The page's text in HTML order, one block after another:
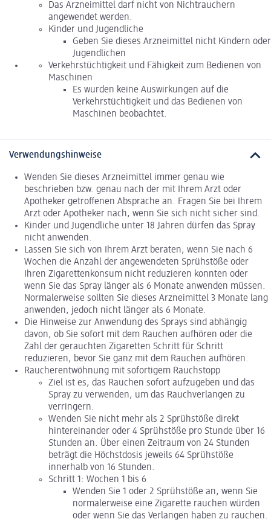
Das Arzneimittel darf nicht von Nichtrauchern
angewendet werden.
Kinder und Jugendliche
Geben Sie dieses Arzneimittel nicht Kindern oder
Jugendlichen
Verkehrstüchtigkeit und Fähigkeit zum Bedienen von
Maschinen
Es wurden keine Auswirkungen auf die
Verkehrstüchtigkeit und das Bedienen von
Maschinen beobachtet.
Verwendungshinweise
Wenden Sie dieses Arzneimittel immer genau wie
beschrieben bzw. genau nach der mit Ihrem Arzt oder
Apotheker getroffenen Absprache an. Fragen Sie bei Ihrem
Arzt oder Apotheker nach, wenn Sie sich nicht sicher sind.
Kinder und Jugendliche unter 18 Jahren dürfen das Spray
nicht anwenden.
Lassen Sie sich von Ihrem Arzt beraten, wenn Sie nach 6
Wochen die Anzahl der angewendeten Sprühstöße oder
Ihren Zigarettenkonsum nicht reduzieren konnten oder
wenn Sie das Spray länger als 6 Monate anwenden müssen.
Normalerweise sollten Sie dieses Arzneimittel 3 Monate lang
anwenden, jedoch nicht länger als 6 Monate.
Die Hinweise zur Anwendung des Sprays sind abhängig
davon, ob Sie sofort mit dem Rauchen aufhören oder die
Zahl der gerauchten Zigaretten Schritt für Schritt
reduzieren, bevor Sie ganz mit dem Rauchen aufhören.
Raucherentwöhnung mit sofortigem Rauchstopp
Ziel ist es, das Rauchen sofort aufzugeben und das
Spray zu verwenden, um das Rauchverlangen zu
verringern.
Wenden Sie nicht mehr als 2 Sprühstöße direkt
hintereinander oder 4 Sprühstöße pro Stunde über 16
Stunden an. Über einen Zeitraum von 24 Stunden
beträgt die Höchstdosis jeweils 64 Sprühstöße
innerhalb von 16 Stunden.
Schritt 1: Wochen 1 bis 6
Wenden Sie 1 oder 2 Sprühstöße an, wenn Sie
normalerweise eine Zigarette rauchen würden
oder wenn Sie das Verlangen haben zu rauchen.